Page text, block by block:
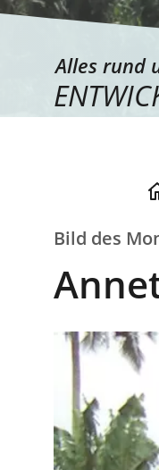
Alles rund
Bild des